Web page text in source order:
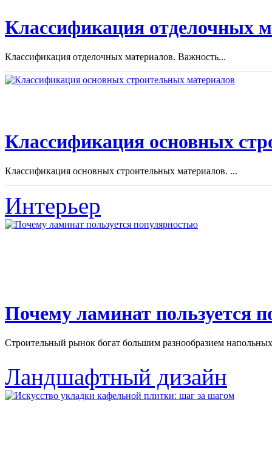
Классификация отделочных
Классификация отделочных материалов. Важность...
Классификация основных
Классификация основных строительных материалов. ...
Интерьер
Почему ламинат пользуется
Строительный рынок богат большим разнообразием
Ландшафтный дизайн